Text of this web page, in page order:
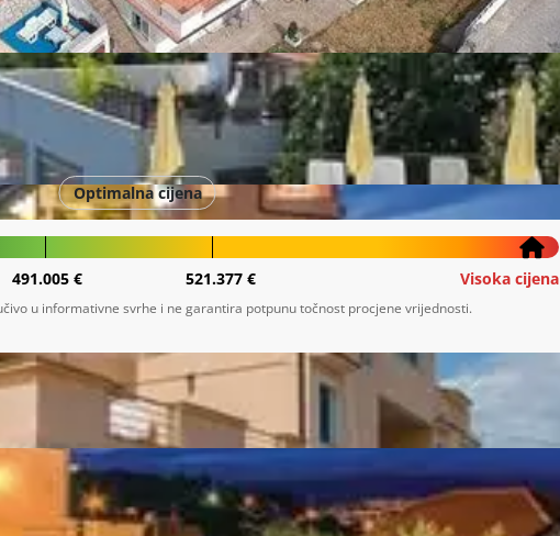
Optimalna cijena
491.005 € 521.377 € Visoka cijena
u informativne svrhe i ne garantira potpunu točnost procjene vrijednosti.
površine cca 1.000 m2 s okućnicom od 1 .052 m2.